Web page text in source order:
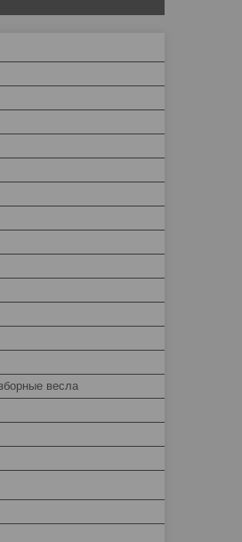
весла